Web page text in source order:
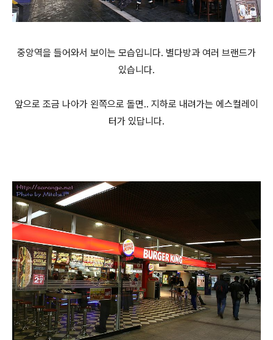
중앙역을 들어와서 보이는 모습입니다. 별다방과 여러 브랜드가
있습니다.
앞으로 조금 나아가 왼쪽으로 돌면.. 지하로 내려가는 에스컬레이
터가 있답니다.